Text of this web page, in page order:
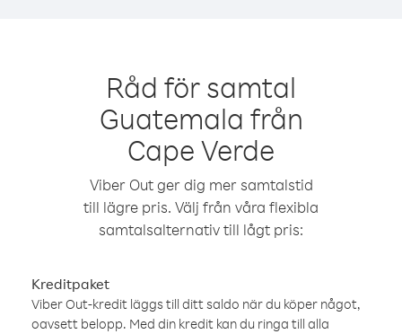
Råd för samtal
Guatemala från
Cape Verde
Viber Out ger dig mer samtalstid
till lägre pris. Välj från våra flexibla
samtalsalternativ till lågt pris:
Kreditpaket
Viber Out-kredit läggs till ditt saldo när du köper något,
oavsett belopp. Med din kredit kan du ringa till alla